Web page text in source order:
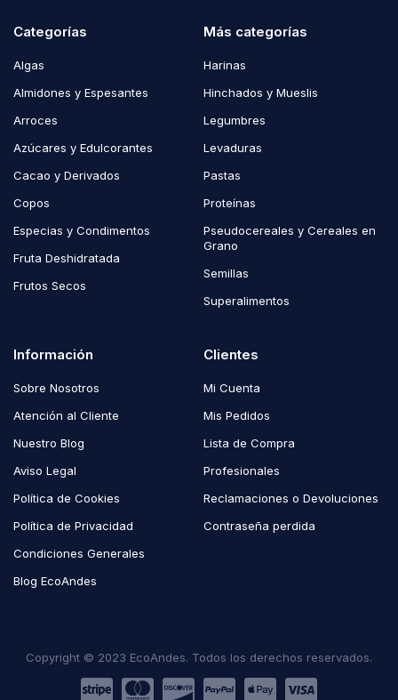
Categorías
Algas
Almidones y Espesantes
Arroces
Azúcares y Edulcorantes
Cacao y Derivados
Copos
Especias y Condimentos
Fruta Deshidratada
Frutos Secos
Más categorías
Harinas
Hinchados y Mueslis
Legumbres
Levaduras
Pastas
Proteínas
Pseudocereales y Cereales en
Grano
Semillas
Superalimentos
Información
Sobre Nosotros
Atención al Cliente
Nuestro Blog
Aviso Legal
Política de Cookies
Política de Privacidad
Condiciones Generales
Blog EcoAndes
Clientes
Mi Cuenta
Mis Pedidos
Lista de Compra
Profesionales
Reclamaciones o Devoluciones
Contraseña perdida
Copyright © 2023 EcoAndes. Todos los derechos reservados.